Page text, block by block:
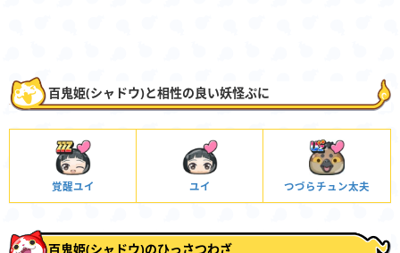
百鬼姫(シャドウ)と相性の良い妖怪ぷに
覚醒ユイ ユイ つづらチュン太夫
百鬼姫(シャドウ)のひっさつわざ